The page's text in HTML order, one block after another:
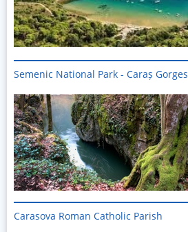
Semenic National Park - Caraș Gorges
Imagine
Carasova Roman Catholic Parish